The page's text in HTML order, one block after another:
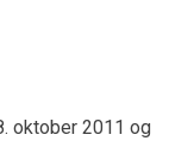
oktober 2011 og